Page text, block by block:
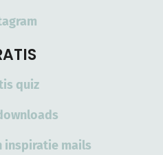
quiz
inspiratie mails